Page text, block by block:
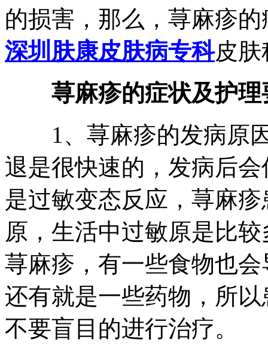
的损害，那么，荨麻疹
深圳肤康皮肤病专科皮肤
荨麻疹的症状及护理
1、荨麻疹的发病原因
退是很快速的，发病后
是过敏变态反应，荨麻
原，生活中过敏原是比
荨麻疹，有一些食物也
还有就是一些药物，所
不要盲目的进行治疗。